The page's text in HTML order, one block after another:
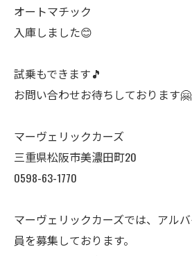
オートマチック
入庫しました😊
試乗もできます🎵
お問い合わせお待ちしております🤗
マーヴェリックカーズ
三重県松阪市美濃田町20
0598-63-1770
マーヴェリックカーズでは、アル
員を募集しております。